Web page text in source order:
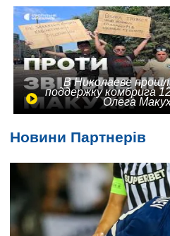
В Николаеве
поддержку комбрига
Олега